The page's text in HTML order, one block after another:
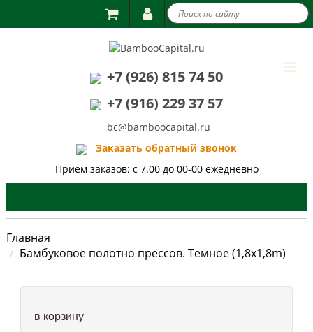
+7 (926) 815 74 50
+7 (916) 229 37 57
bc@bamboocapital.ru
Заказать обратный звонок
Приём заказов: с 7.00 до 00-00 ежедневно
Главная
Бамбуковое полотно прессов. Темное (1,8x1,8m)
в корзину